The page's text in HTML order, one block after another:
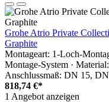
Grohe Atrio Private
Graphite
Montageart: 1-Loch-
Montage-System ·
Anschlussmaß: DN 15,
818,74 €*
1 Angebot anzeigen